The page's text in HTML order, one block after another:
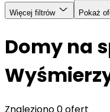
Więcej filtrów Pokaż
Domy na